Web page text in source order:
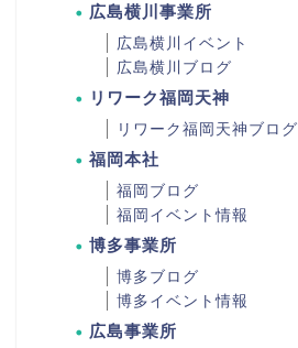
広島横川事業所
広島横川イベント
広島横川ブログ
リワーク福岡天神
リワーク福岡天神ブログ
福岡本社
福岡ブログ
福岡イベント情報
博多事業所
博多ブログ
博多イベント情報
広島事業所